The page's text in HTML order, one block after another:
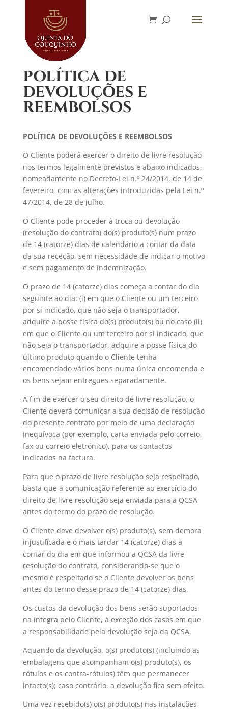
POLÍTICA DE
DEVOLUÇÕES E
REEMBOLSOS
POLÍTICA DE DEVOLUÇÕES E REEMBOLSOS
O Cliente poderá exercer o direito de livre resolução
nos termos legalmente previstos e abaixo indicados,
nomeadamente no Decreto-Lei n.º 24/2014, de 14 de
fevereiro, com as alterações introduzidas pela Lei n.º
47/2014, de 28 de julho.
O Cliente pode proceder à troca ou devolução
(resolução do contrato) do(s) produto(s) num prazo
de 14 (catorze) dias de calendário a contar da data
da sua receção, sem necessidade de indicar o motivo
e sem pagamento de indemnização.
O prazo de 14 (catorze) dias começa a contar do dia
seguinte ao dia: (i) em que o Cliente ou um terceiro
por si indicado, que não seja o transportador,
adquire a posse física do(s) produto(s) ou no caso (ii)
em que o Cliente ou um terceiro por si indicado, que
não seja o transportador, adquire a posse física do
último produto quando o Cliente tenha
encomendado vários bens numa única encomenda e
os bens sejam entregues separadamente.
A fim de exercer o seu direito de livre resolução, o
Cliente deverá comunicar a sua decisão de resolução
do presente contrato por meio de uma declaração
inequívoca (por exemplo, carta enviada pelo correio,
fax ou correio eletrónico), para os contactos
indicados na factura.
Para que o prazo de livre resolução seja respeitado,
basta que a comunicação referente ao exercício do
direito de livre resolução seja enviada para a QCSA
antes do termo do prazo de resolução.
O Cliente deve devolver o(s) produto(s), sem demora
injustificada e o mais tardar 14 (catorze) dias a
contar do dia em que informou a QCSA da livre
resolução do contrato, considerando-se que o
mesmo é respeitado se o Cliente devolver os bens
antes do termo desse prazo de 14 (catorze) dias.
Os custos da devolução dos bens serão suportados
na íntegra pelo Cliente, à exceção dos casos em que
a responsabilidade pela devolução seja da QCSA.
Aquando da devolução, o(s) produto(s) (incluindo as
embalagens que acompanham o(s) produto(s), os
rótulos e os contra-rótulos) têm que permanecer
intacto(s); caso contrário, a devolução fica sem efeito.
Uma vez recebido(s) o(s) produto(s) nas instalações